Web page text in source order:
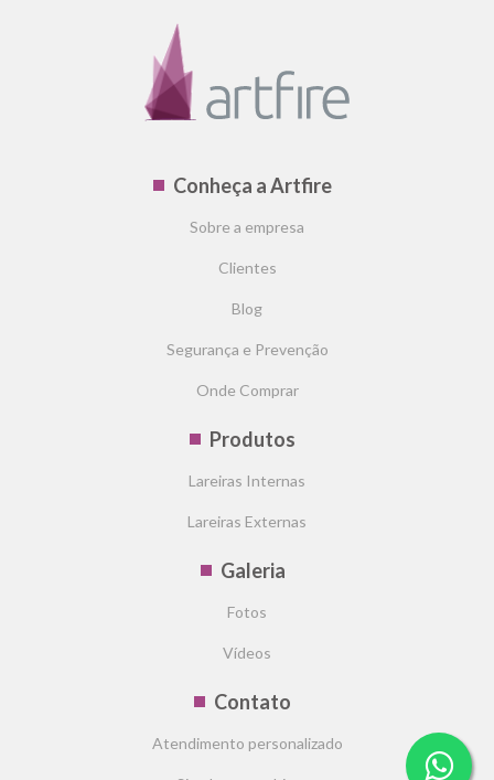
Conheça a Artfire
Sobre a empresa
Clientes
Blog
Segurança e Prevenção
Onde Comprar
Produtos
Lareiras Internas
Lareiras Externas
Galeria
Fotos
Vídeos
Contato
Atendimento personalizado